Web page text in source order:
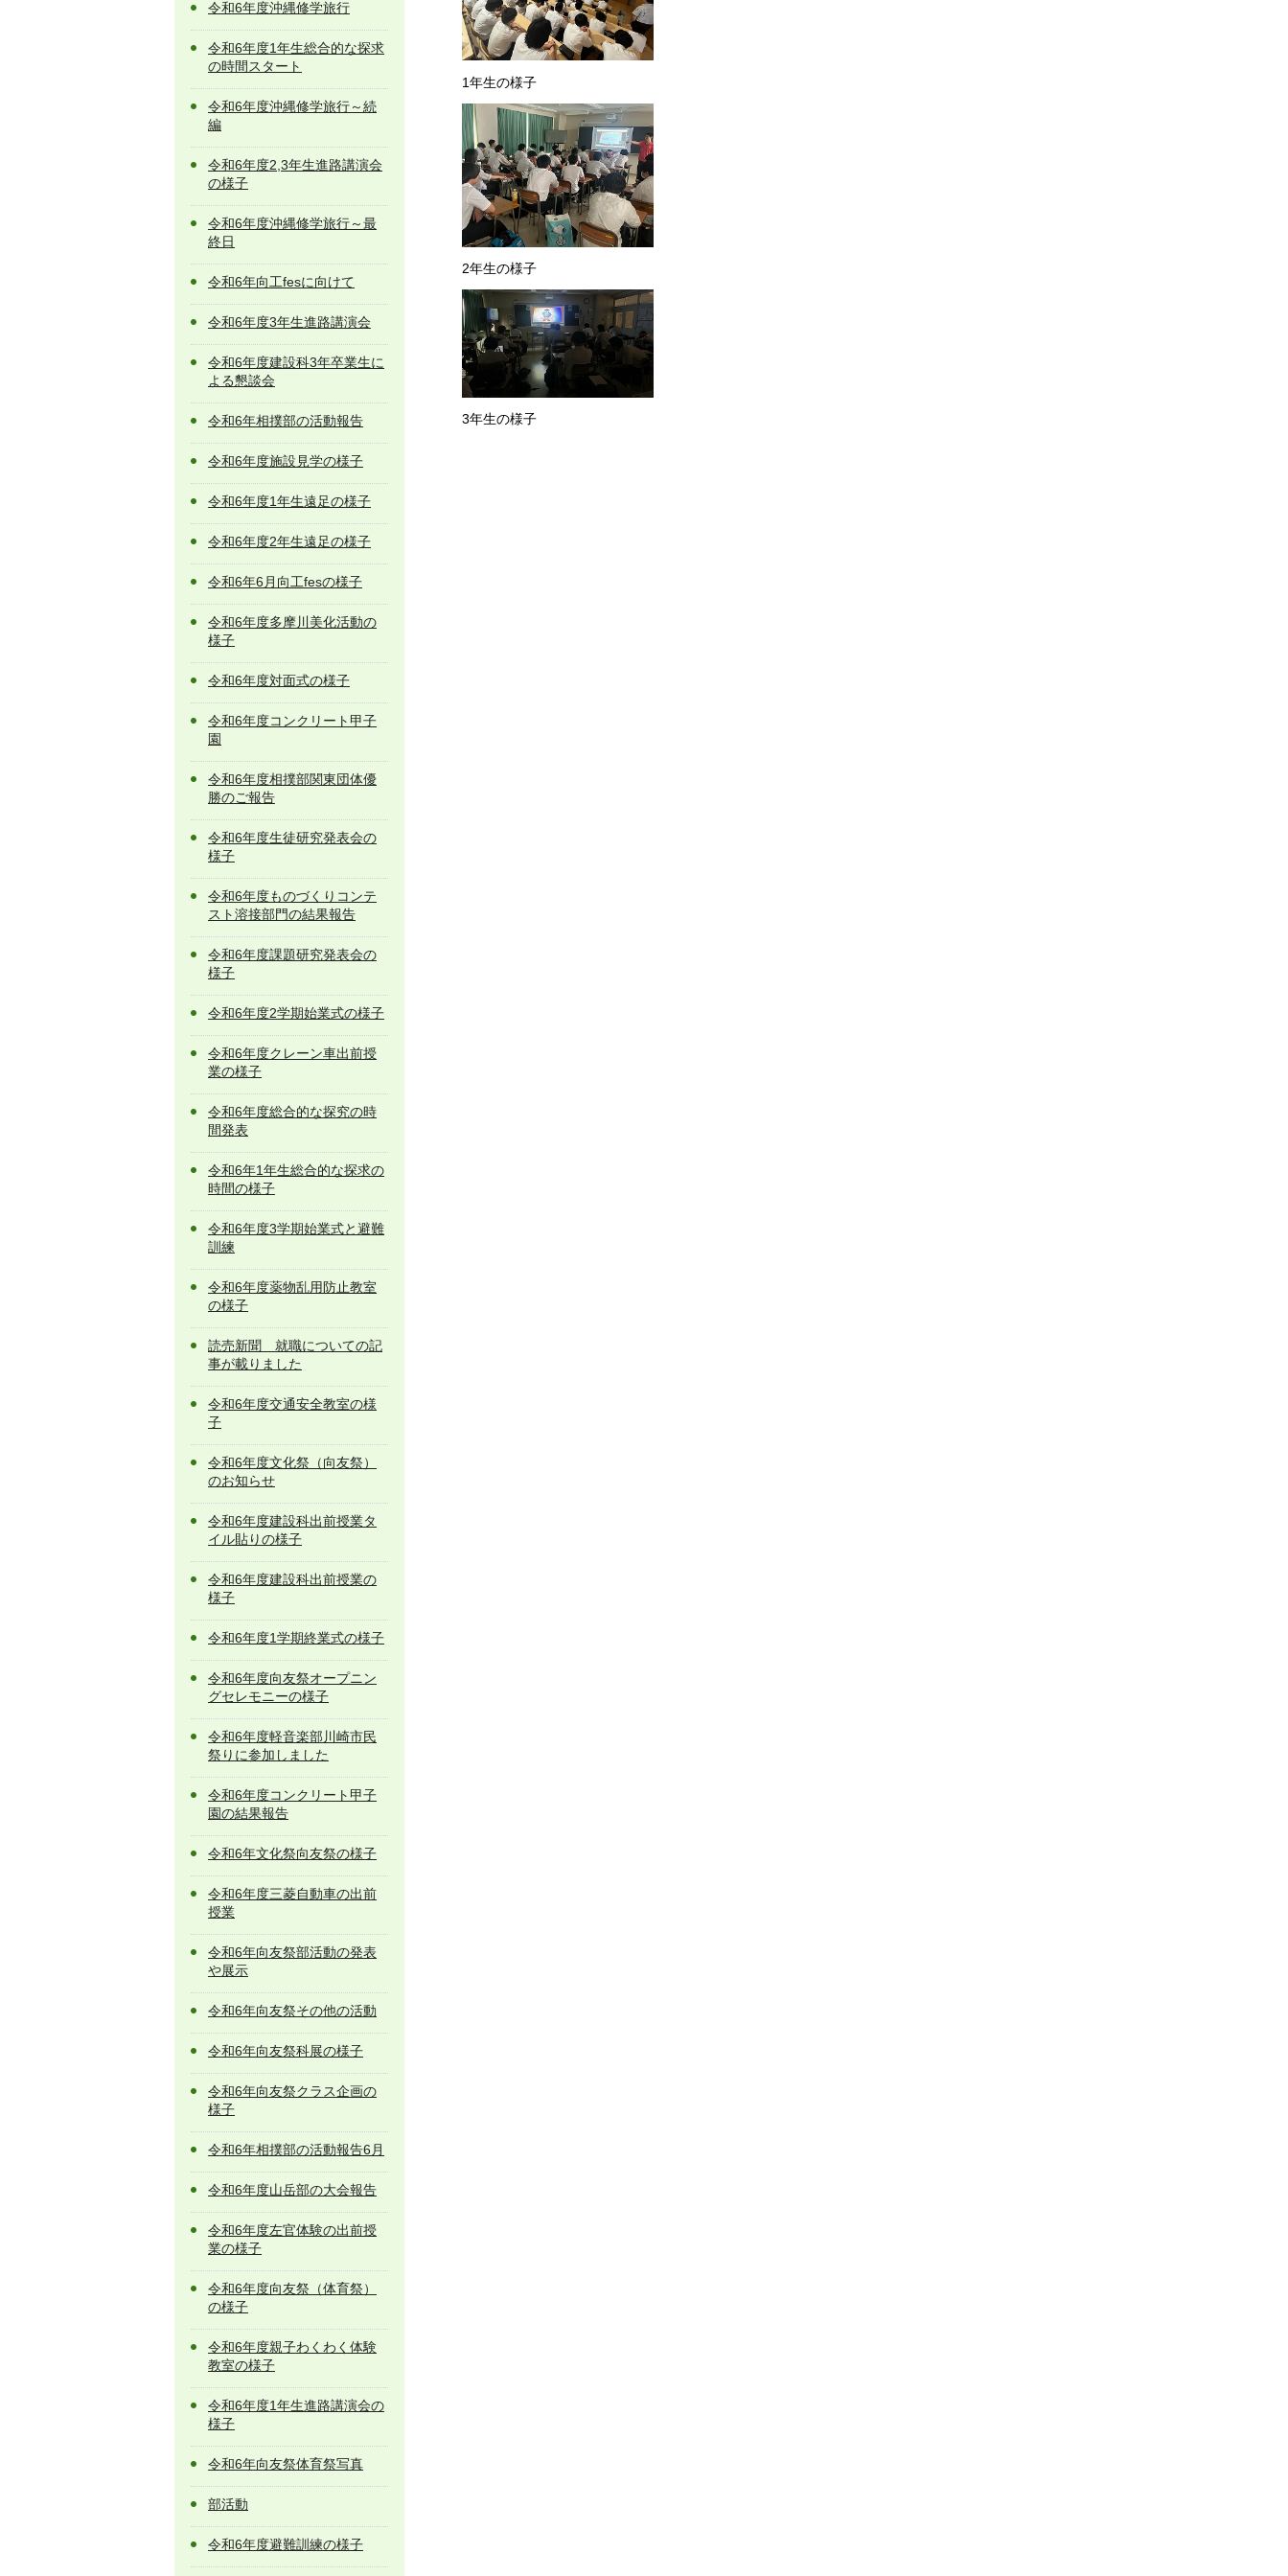
令和6年度沖縄修学旅行
令和6年度1年生総合的な探求
の時間スタート
令和6年度沖縄修学旅行～続
編
令和6年度2,3年生進路講演会
の様子
令和6年度沖縄修学旅行～最
終日
令和6年向工fesに向けて
令和6年度3年生進路講演会
令和6年度建設科3年卒業生に
よる懇談会
令和6年相撲部の活動報告
令和6年度施設見学の様子
令和6年度1年生遠足の様子
令和6年度2年生遠足の様子
令和6年6月向工fesの様子
令和6年度多摩川美化活動の
様子
令和6年度対面式の様子
令和6年度コンクリート甲子
園
令和6年度相撲部関東団体優
勝のご報告
令和6年度生徒研究発表会の
様子
令和6年度ものづくりコンテ
スト溶接部門の結果報告
令和6年度課題研究発表会の
様子
令和6年度2学期始業式の様子
令和6年度クレーン車出前授
業の様子
令和6年度総合的な探究の時
間発表
令和6年1年生総合的な探求の
時間の様子
令和6年度3学期始業式と避難
訓練
令和6年度薬物乱用防止教室
の様子
読売新聞 就職についての記
事が載りました
令和6年度交通安全教室の様
子
令和6年度文化祭（向友祭）
のお知らせ
令和6年度建設科出前授業タ
イル貼りの様子
令和6年度建設科出前授業の
様子
令和6年度1学期終業式の様子
令和6年度向友祭オープニン
グセレモニーの様子
令和6年度軽音楽部川崎市民
祭りに参加しました
令和6年度コンクリート甲子
園の結果報告
令和6年文化祭向友祭の様子
令和6年度三菱自動車の出前
授業
令和6年向友祭部活動の発表
や展示
令和6年向友祭その他の活動
令和6年向友祭科展の様子
令和6年向友祭クラス企画の
様子
令和6年相撲部の活動報告6月
令和6年度山岳部の大会報告
令和6年度左官体験の出前授
業の様子
令和6年度向友祭（体育祭）
の様子
令和6年度親子わくわく体験
教室の様子
令和6年度1年生進路講演会の
様子
令和6年向友祭体育祭写真
部活動
令和6年度避難訓練の様子
1年生の様子
2年生の様子
3年生の様子